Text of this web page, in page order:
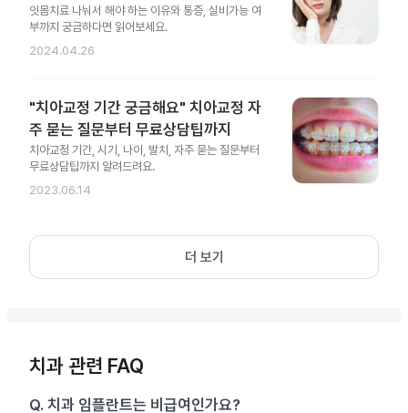
잇몸치료 나눠서 해야 하는 이유와 통증, 실비가능 여
부까지 궁금하다면 읽어보세요.
2024.04.26
"치아교정 기간 궁금해요" 치아교정 자
주 묻는 질문부터 무료상담팁까지
치아교정 기간, 시기, 나이, 발치, 자주 묻는 질문부터
무료상담팁까지 알려드려요.
2023.06.14
더 보기
치과 관련 FAQ
Q. 치과 임플란트는 비급여인가요?